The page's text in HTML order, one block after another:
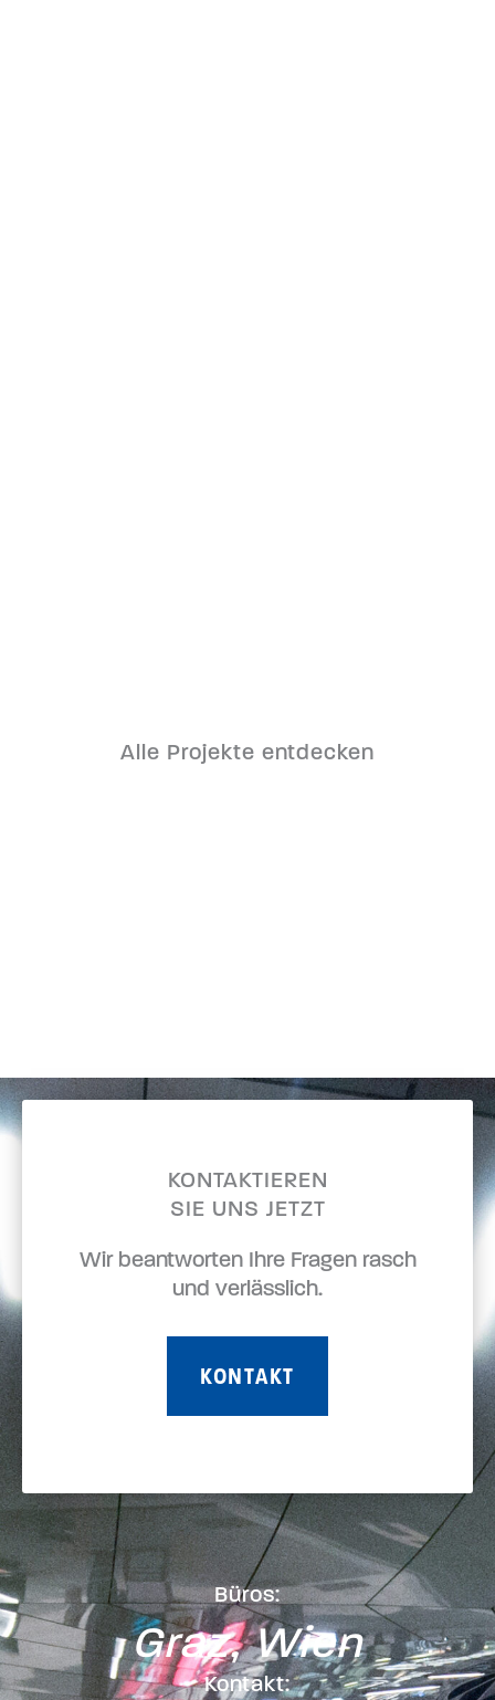
Alle Projekte entdecken
KONTAKTIEREN
SIE UNS JETZT
Wir beantworten Ihre Fragen rasch
und verlässlich.
KONTAKT
Büros:
Graz, Wien
Kontakt: